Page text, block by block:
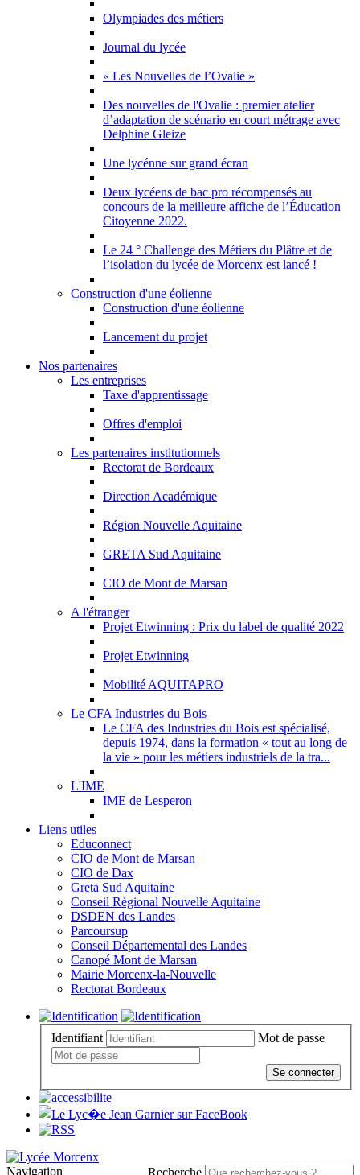
Olympiades des métiers
Journal du lycée
« Les Nouvelles de l’Ovalie »
Des nouvelles de l'Ovalie : premier atelier
d’adaptation de scénario en court métrage avec
Delphine Gleize
Une lycénne sur grand écran
Deux lycéens de bac pro récompensés au
concours de la meilleure affiche de l’Éducation
Citoyenne 2022.
Le 24 ° Challenge des Métiers du Plâtre et de
l’isolation du lycée de Morcenx est lancé !
Construction d'une éolienne
Construction d'une éolienne
Lancement du projet
Nos partenaires
Les entreprises
Taxe d'apprentissage
Offres d'emploi
Les partenaires institutionnels
Rectorat de Bordeaux
Direction Académique
Région Nouvelle Aquitaine
GRETA Sud Aquitaine
CIO de Mont de Marsan
A l'étranger
Projet Etwinning : Prix du label de qualité 2022
Projet Etwinning
Mobilité AQUITAPRO
Le CFA Industries du Bois
Le CFA des Industries du Bois est spécialisé,
depuis 1974, dans la formation « tout au long de
la vie » pour les métiers industriels de la tra...
L'IME
IME de Lesperon
Liens utiles
Educonnect
CIO de Mont de Marsan
CIO de Dax
Greta Sud Aquitaine
Conseil Régional Nouvelle Aquitaine
DSDEN des Landes
Parcoursup
Conseil Départemental des Landes
Canopé Mont de Marsan
Mairie Morcenx-la-Nouvelle
Rectorat Bordeaux
Identifiant Mot de passe
Se connecter
Recherche
Navigation